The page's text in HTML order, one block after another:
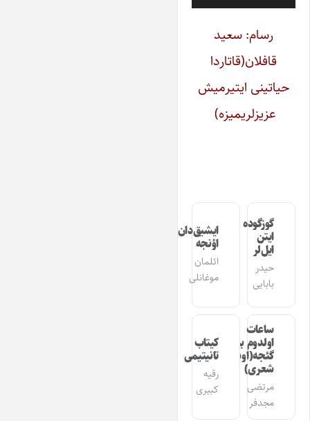
رسام: سعید
قافلان(قاتاردا
حیاتینی ایتیرمیش
عزیزلریمیزه)
گوزگوده
ایتن
ایل‌لر
حیدر
بابایی
ایشیق‌دان
اؤنجه
ائلمان
موغانلی
ساعات
اولدوم بیر
گئجه(اوشاق
شعری)
مرتضی
مجدفر
کیتاب
تانیتیمی
رقیه
کبیری